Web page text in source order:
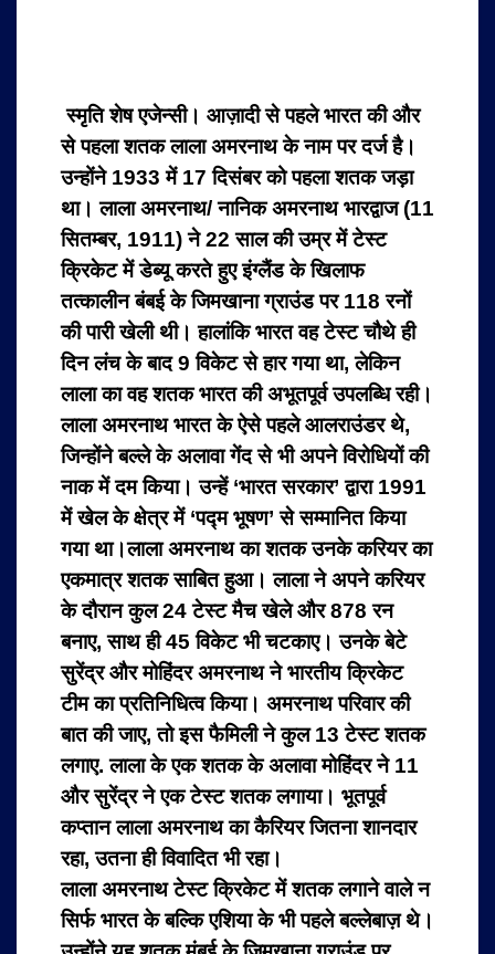
स्मृति शेष एजेन्सी। आज़ादी से पहले भारत की और
से पहला शतक लाला अमरनाथ के नाम पर दर्ज है।
उन्होंने 1933 में 17 दिसंबर को पहला शतक जड़ा
था।लाला अमरनाथ/ नानिक अमरनाथ भारद्वाज (11
सितम्बर, 1911) ने 22 साल की उम्र में टेस्ट
क्रिकेट में डेब्यू करते हुए इंग्लैंड के खिलाफ
तत्कालीन बंबई के जिमखाना ग्राउंड पर 118 रनों
की पारी खेली थी। हालांकि भारत वह टेस्ट चौथे ही
दिन लंच के बाद 9 विकेट से हार गया था, लेकिन
लाला का वह शतक भारत की अभूतपूर्व उपलब्धि रही।
लाला अमरनाथ भारत के ऐसे पहले आलराउंडर थे,
जिन्होंने बल्ले के अलावा गेंद से भी अपने विरोधियों की
नाक में दम किया। उन्हें ‘भारत सरकार’ द्वारा 1991
में खेल के क्षेत्र में ‘पद्म भूषण’ से सम्मानित किया
गया था।लाला अमरनाथ का शतक उनके करियर का
एकमात्र शतक साबित हुआ। लाला ने अपने करियर
के दौरान कुल 24 टेस्ट मैच खेले और 878 रन
बनाए, साथ ही 45 विकेट भी चटकाए। उनके बेटे
सुरेंद्र और मोहिंदर अमरनाथ ने भारतीय क्रिकेट
टीम का प्रतिनिधित्व किया। अमरनाथ परिवार की
बात की जाए, तो इस फैमिली ने कुल 13 टेस्ट शतक
लगाए. लाला के एक शतक के अलावा मोहिंदर ने 11
और सुरेंद्र ने एक टेस्ट शतक लगाया। भूतपूर्व
कप्तान लाला अमरनाथ का कैरियर जितना शानदार
रहा, उतना ही विवादित भी रहा।
लाला अमरनाथ टेस्ट क्रिकेट में शतक लगाने वाले न
सिर्फ भारत के बल्कि एशिया के भी पहले बल्‍लेबाज़ थे।